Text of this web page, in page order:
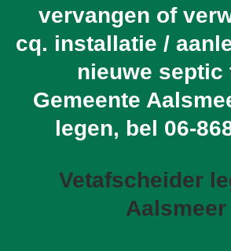
vervangen of
cq. installatie /
nieuwe septic
Gemeente
legen, bel 06-
Vetafscheider
Aalsmeer